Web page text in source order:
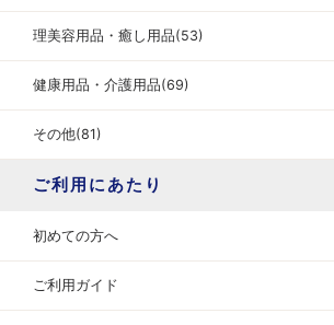
理美容用品・癒し用品(53)
健康用品・介護用品(69)
その他(81)
ご利用にあたり
初めての方へ
ご利用ガイド